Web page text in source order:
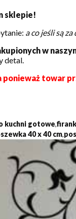
sklepie!
a co jeśli są za
w
detal.
ponieważ towar
kuchni gotowe,
40 x 40 cm,